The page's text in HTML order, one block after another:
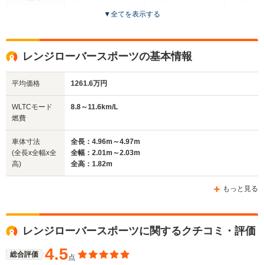
サイズ
(全長x全幅x全高)
WLTCモード
燃費
全高
1.68m～1.69m
全幅
1.93m～2.04m
9.5～13.6km/L
└市街地:6.3～
10.7km/L
└郊外:9.9～13.4km/L
└高速道路:11.8～
5ドア
全高
1.87m
7.6～11.4km/L
└市街地:4.8～
9.6km/L
8.3～
└市街地
7.5km/L
▼全てを表示する
レンジローバースポーツの基本情報
平均価格 1261.6万円
WLTCモード
燃費
8.8～11.6km/L
車体寸法
(全長x全幅x全
高)
全長：4.96m～4.97m
全幅：2.01m～2.03m
全高：1.82m
もっと見る
レンジローバースポーツに関するクチコミ・評価
総合評価 4.5点